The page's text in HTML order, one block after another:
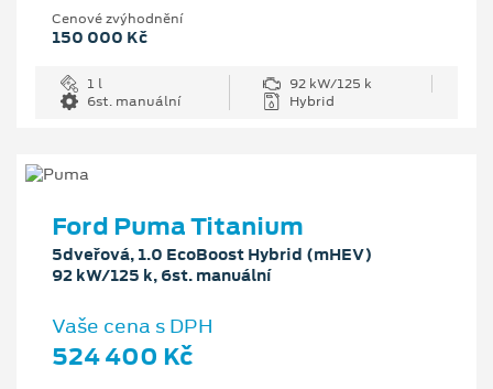
Cenové zvýhodnění
150 000 Kč
1 l
92 kW/125 k
6st. manuální
Hybrid
Ford Puma Titanium
5dveřová, 1.0 EcoBoost Hybrid (mHEV)
92 kW/125 k, 6st. manuální
Vaše cena s DPH
524 400 Kč